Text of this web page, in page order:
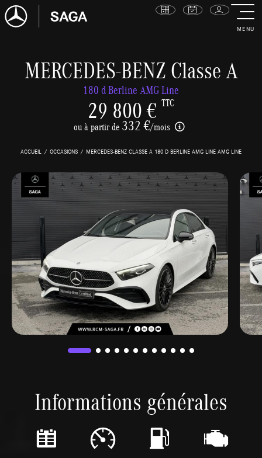
MENU
MERCEDES-BENZ Classe A
180 d Berline AMG Line
29 800 € TTC
ou à partir de 332 €/mois
ACCUEIL OCCASIONS MERCEDES-BENZ CLASSE A 180 D BERLINE AMG LINE AMG LINE
Informations générales